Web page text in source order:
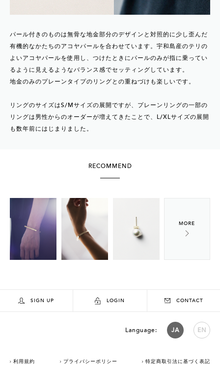
パール付きのものは無骨な地金部分のデザインと対照的に少し歪んだ
有機的なかたちのアコヤパールを合わせています。宇和島産のテリの
よいアコヤパールを使用し、つけたときにパールのみが指に乗ってい
るように見えるようなバランス感でセッティングしています。
地金のみのプレーンタイプのリングとの重ねづけも楽しいです。
リングのサイズはS/Mサイズの展開ですが、プレーンリングの一部の
リングは男性からのオーダーが増えてきたことで、L/XLサイズの展開
も数年前にはじまりました。
RECOMMEND
SIGN UP LOGIN CONTACT
Language: JA EN
利用規約 プライバシーポリシー 特定商取引法に基づく表記